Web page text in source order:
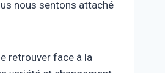
nous sentons attaché
retrouver face à la